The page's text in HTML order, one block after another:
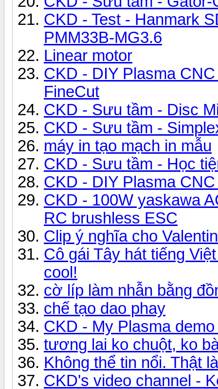
CKD - Test - Hanmark
PMM33B-MG3.6
Linear motor
CKD - DIY Plasma
FineCut
CKD - Sưu tầm - Disc
CKD - Sưu tầm -
máy in tạo mạch in mẫu
CKD - Sưu tầm - Học
CKD - DIY Plasma
CKD - 100W yaskawa
RC brushless ESC
Clip ý nghĩa cho
Cô gái Tây hát tiếng
cool!
cờ líp làm nhẫn bằng
chế tạo dao phay
CKD - My Plasma
tương lai ko chuột, ko
Không thể tin nổi. Thật
CKD's video channel -